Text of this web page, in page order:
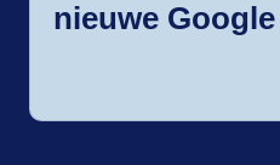
nieuwe